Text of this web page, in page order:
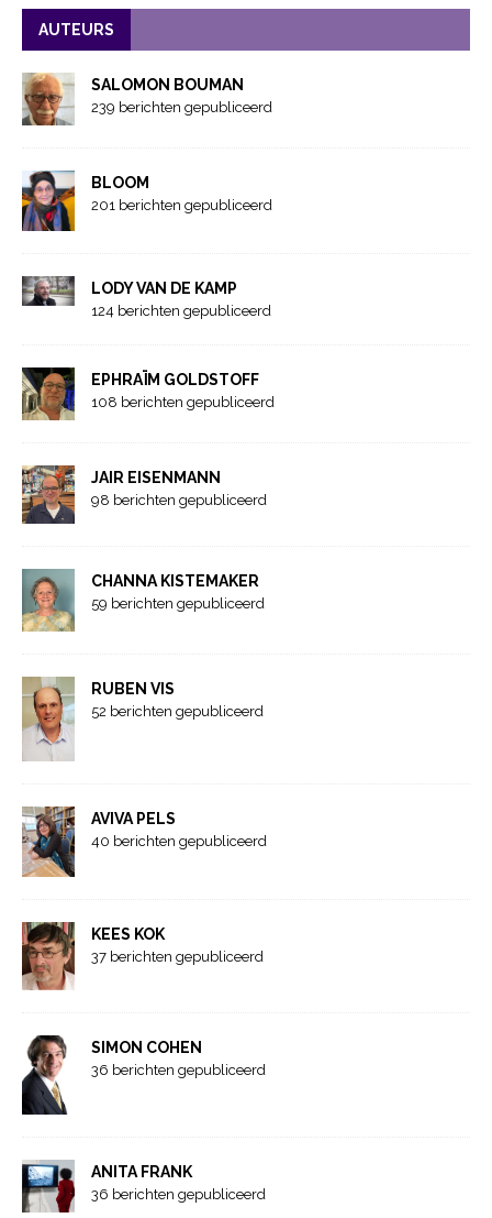
AUTEURS
SALOMON BOUMAN
239 berichten gepubliceerd
BLOOM
201 berichten gepubliceerd
LODY VAN DE KAMP
124 berichten gepubliceerd
EPHRAÏM GOLDSTOFF
108 berichten gepubliceerd
JAIR EISENMANN
98 berichten gepubliceerd
CHANNA KISTEMAKER
59 berichten gepubliceerd
RUBEN VIS
52 berichten gepubliceerd
AVIVA PELS
40 berichten gepubliceerd
KEES KOK
37 berichten gepubliceerd
SIMON COHEN
36 berichten gepubliceerd
ANITA FRANK
36 berichten gepubliceerd